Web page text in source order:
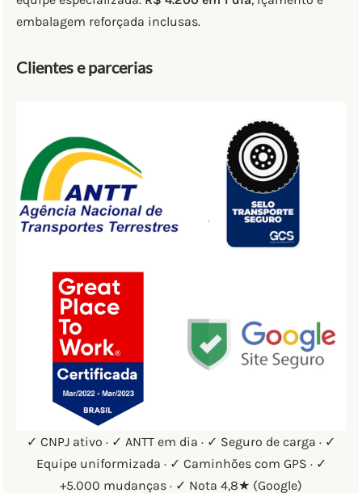
embalagem reforçada inclusas.
Clientes e parcerias
✓ CNPJ ativo · ✓ ANTT em dia · ✓ Seguro de carga · ✓
Equipe uniformizada · ✓ Caminhões com GPS · ✓
+5.000 mudanças · ✓ Nota 4,8★ (Google)